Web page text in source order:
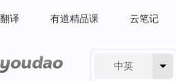
翻译 有道精品课 云笔记
中英